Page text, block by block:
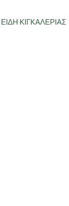
ΕΙΔΗ ΚΙΓΚΑΛΕΡΙΑΣ